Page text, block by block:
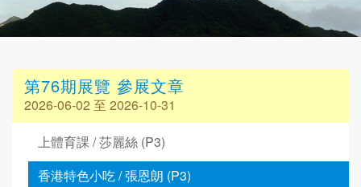
第76期展覽 參展文章
2026-06-02 至 2026-10-31
上體育課 / 莎麗絲 (P3)
香港特色小吃 / 張恩朗 (P3)